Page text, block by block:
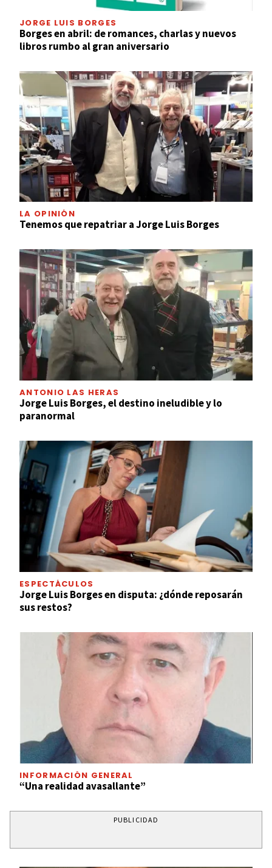
JORGE LUIS BORGES
Borges en abril: de romances, charlas y nuevos
libros rumbo al gran aniversario
LA OPINIÓN
Tenemos que repatriar a Jorge Luis Borges
ANTONIO LAS HERAS
Jorge Luis Borges, el destino ineludible y lo
paranormal
ESPECTÁCULOS
Jorge Luis Borges en disputa: ¿dónde reposarán
sus restos?
INFORMACIÓN GENERAL
“Una realidad avasallante”
PUBLICIDAD